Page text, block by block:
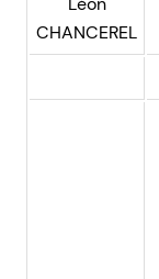
CHANCEREL